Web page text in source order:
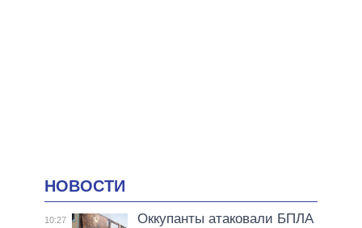
НОВОСТИ
10:27
Оккупанты атаковали БПЛА